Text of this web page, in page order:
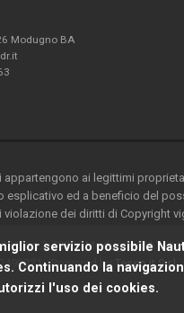
servizio possibile
Continuando la
l'uso dei cookies.
Modugno BA
appartengono ai legittimi
esplicativo ed a beneficio del
violazione dei diritti di Copyright
231 km.2-70026 Modugno(BA) -
- Powered by Teseo.it S.r.l